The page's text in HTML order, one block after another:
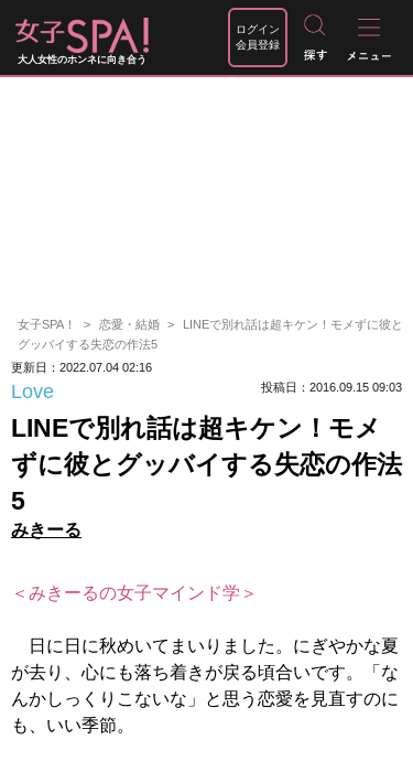
大人女性のホンネに向き合う
ログイン
会員登録
女子SPA！ 恋愛・結婚
LINEで別れ話は超キケン！モメずに彼と
グッバイする失恋の作法5
更新日：2022.07.04 02:16
Love 投稿日：2016.09.15 09:03
LINEで別れ話は超キケン！モメ
ずに彼とグッバイする失恋の作法
5
みきーる
＜みきーるの女子マインド学＞
日に日に秋めいてまいりました。にぎやかな夏
が去り、心にも落ち着きが戻る頃合いです。「な
んかしっくりこないな」と思う恋愛を見直すのに
も、いい季節。